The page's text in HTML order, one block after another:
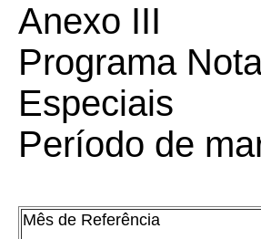
Anexo III
Programa
Especiais
Período de
Mês de Referência